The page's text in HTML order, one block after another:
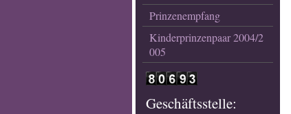
Prinzenempfang
Kinderprinzenpaar 2004/2
005
Geschäftsstelle: